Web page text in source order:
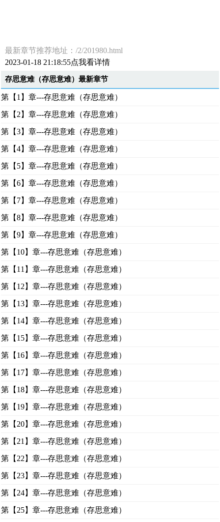
最新章节推荐地址：/2/201980.html
2023-01-18 21:18:55点我看详情
存思意难（存思意难）最新章节
第【1】章---存思意难（存思意难）
第【2】章---存思意难（存思意难）
第【3】章---存思意难（存思意难）
第【4】章---存思意难（存思意难）
第【5】章---存思意难（存思意难）
第【6】章---存思意难（存思意难）
第【7】章---存思意难（存思意难）
第【8】章---存思意难（存思意难）
第【9】章---存思意难（存思意难）
第【10】章---存思意难（存思意难）
第【11】章---存思意难（存思意难）
第【12】章---存思意难（存思意难）
第【13】章---存思意难（存思意难）
第【14】章---存思意难（存思意难）
第【15】章---存思意难（存思意难）
第【16】章---存思意难（存思意难）
第【17】章---存思意难（存思意难）
第【18】章---存思意难（存思意难）
第【19】章---存思意难（存思意难）
第【20】章---存思意难（存思意难）
第【21】章---存思意难（存思意难）
第【22】章---存思意难（存思意难）
第【23】章---存思意难（存思意难）
第【24】章---存思意难（存思意难）
第【25】章---存思意难（存思意难）